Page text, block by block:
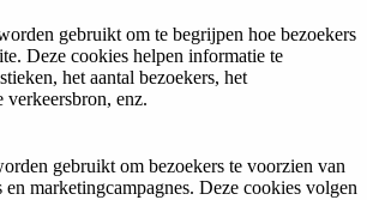
gebruikt om te begrijpen hoe bezoekers
Deze cookies helpen informatie te
het aantal bezoekers, het
verkeersbron, enz.
gebruikt om bezoekers te voorzien van
en marketingcampagnes. Deze cookies volgen